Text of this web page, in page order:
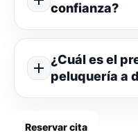
confianza?
¿Cuál es el
peluquería a
Reservar cita